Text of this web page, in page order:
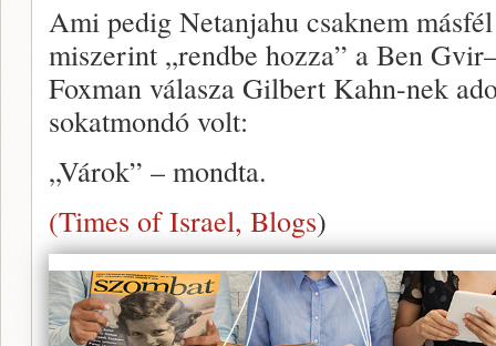
Ami pedig Netanjahu csaknem
miszerint „rendbe hozza” a Ben
Foxman válasza Gilbert Kahn-nek
sokatmondó volt:
„Várok” – mondta.
(Times of Israel, Blogs)